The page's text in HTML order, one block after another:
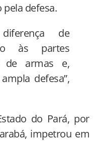
defesa.
de
às partes
de armas e,
defesa”,
do Pará, por
impetrou em